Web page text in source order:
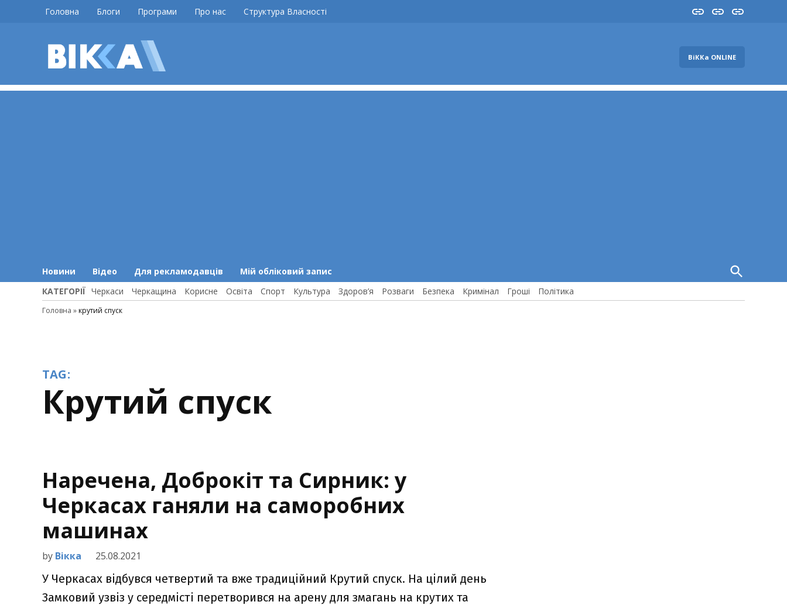
Головна Блоги Програми Про нас Структура Власності InstaYouTube
FB
ВіККа ONLINE
Новини Відео Для рекламодавців Мій обліковий запис
Open
Search
КАТЕГОРІЇ Черкаси Черкащина Корисне Освіта Спорт Культура Здоров’я Розваги Безпека Кримінал Гроші Політика
Головна » крутий спуск
TAG:
крутий спуск
Наречена, Доброкіт та Сирник: у
Черкасах ганяли на саморобних
машинах
by Вікка 25.08.2021
У Черкасах відбувся четвертий та вже традиційний Крутий спуск. На цілий день
Замковий узвіз у середмісті перетворився на арену для змагань на крутих та